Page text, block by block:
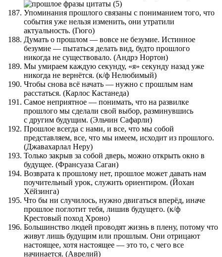
Упоминания прошлого связаны с пониманием того, что
события уже нельзя изменить, они утратили
актуальность. (Гюго)
Думать о прошлом — вовсе не безумие. Истинное
безумие — пытаться делать вид, будто прошлого
никогда не существовало. (Андрэ Нортон)
Мы умираем каждую секунду, «я» секунду назад уже
никогда не вернётся. (к/ф Нелюбимый)
Чтобы снова всё начать — нужно с прошлым нам
расстаться. (Карлос Кастанеда)
Самое неприятное — понимать, что на развилке
прошлого мы сделали свой выбор, разминувшись
с другим будущим. (Эльчин Сафарли)
Прошлое всегда с нами, и все, что мы собой
представляем, все, что мы имеем, исходит из прошлого.
(Джавахарлал Неру)
Только закрыв за собой дверь, можно открыть окно в
будущее. (Франсуаза Саган)
Возврата к прошлому нет, прошлое может давать нам
поучительный урок, служить ориентиром. (Йохан
Хёйзинга)
Что бы ни случилось, нужно двигаться вперёд, иначе
прошлое поглотит тебя, лишив будущего. (к/ф
Крестовый поход Хроно)
Большинство людей проводят жизнь в плену, потому что
живут лишь будущим или прошлым. Они отрицают
настоящее, хотя настоящее — это то, с чего все
начинается. (Аврелий)